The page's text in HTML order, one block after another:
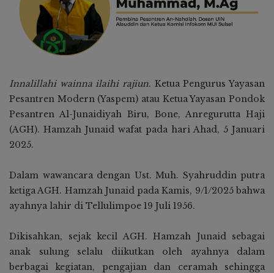
Innalillahi wainna ilaihi rajiun. Ketua Pengurus Yayasan
Pesantren Modern (Yaspem) atau Ketua Yayasan Pondok
Pesantren Al-Junaidiyah Biru, Bone, Anregurutta Haji
(AGH). Hamzah Junaid wafat pada hari Ahad, 5 Januari
2025.
Dalam wawancara dengan Ust. Muh. Syahruddin putra
ketiga AGH. Hamzah Junaid pada Kamis, 9/1/2025 bahwa
ayahnya lahir di Tellulimpoe 19 Juli 1956.
Dikisahkan, sejak kecil AGH. Hamzah Junaid sebagai
anak sulung selalu diikutkan oleh ayahnya dalam
berbagai kegiatan, pengajian dan ceramah sehingga